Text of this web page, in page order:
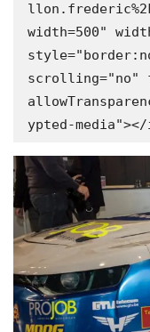
width=500"
scrolling="no"
ypted-